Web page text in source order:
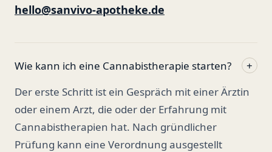
hello@sanvivo-apotheke.de
Wie kann ich eine Cannabistherapie starten?
+
Der erste Schritt ist ein Gespräch mit einer Ärztin
oder einem Arzt, die oder der Erfahrung mit
Cannabistherapien hat. Nach gründlicher
Prüfung kann eine Verordnung ausgestellt